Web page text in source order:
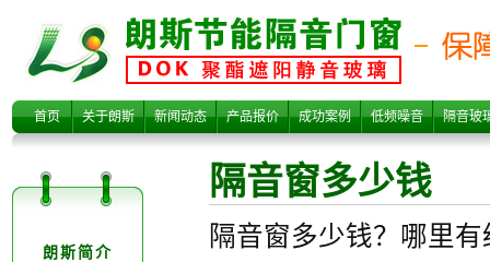
隔音窗多少钱
首页 关于朗斯 新闻动态 产品报价 成功案例 低频噪音 隔音玻
隔音窗多少钱
隔音窗多少钱？哪里
朗斯简介